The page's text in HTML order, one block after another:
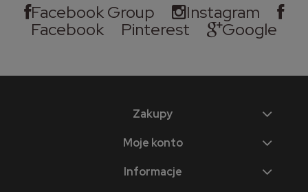
Facebook Group
Instagram
Facebook
Pinterest Google
Zakupy
Moje konto
Informacje